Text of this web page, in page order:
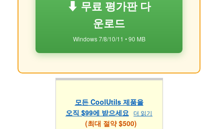
⬇ 무료 평가판 다
운로드
Windows 7/8/10/11 • 90 MB
모든 CoolUtils 제품을
오직 $99에 받으세요
더 읽기
(최대 절약 $500)